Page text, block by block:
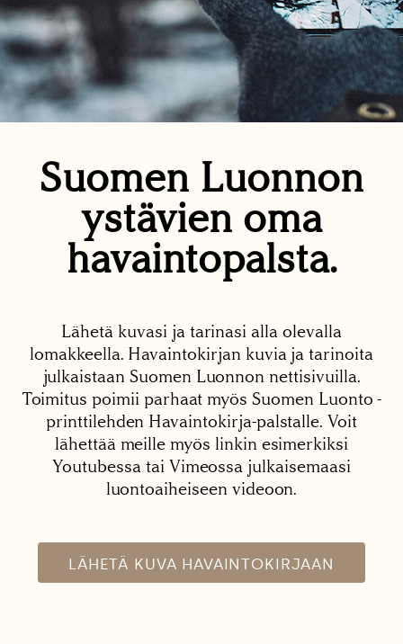
Suomen Luonnon
ystävien oma
havaintopalsta.
Lähetä kuvasi ja tarinasi alla olevalla
lomakkeella. Havaintokirjan kuvia ja tarinoita
julkaistaan Suomen Luonnon nettisivuilla.
Toimitus poimii parhaat myös Suomen Luonto -
printtilehden Havaintokirja-palstalle. Voit
lähettää meille myös linkin esimerkiksi
Youtubessa tai Vimeossa julkaisemaasi
luontoaiheiseen videoon.
LÄHETÄ KUVA HAVAINTOKIRJAAN